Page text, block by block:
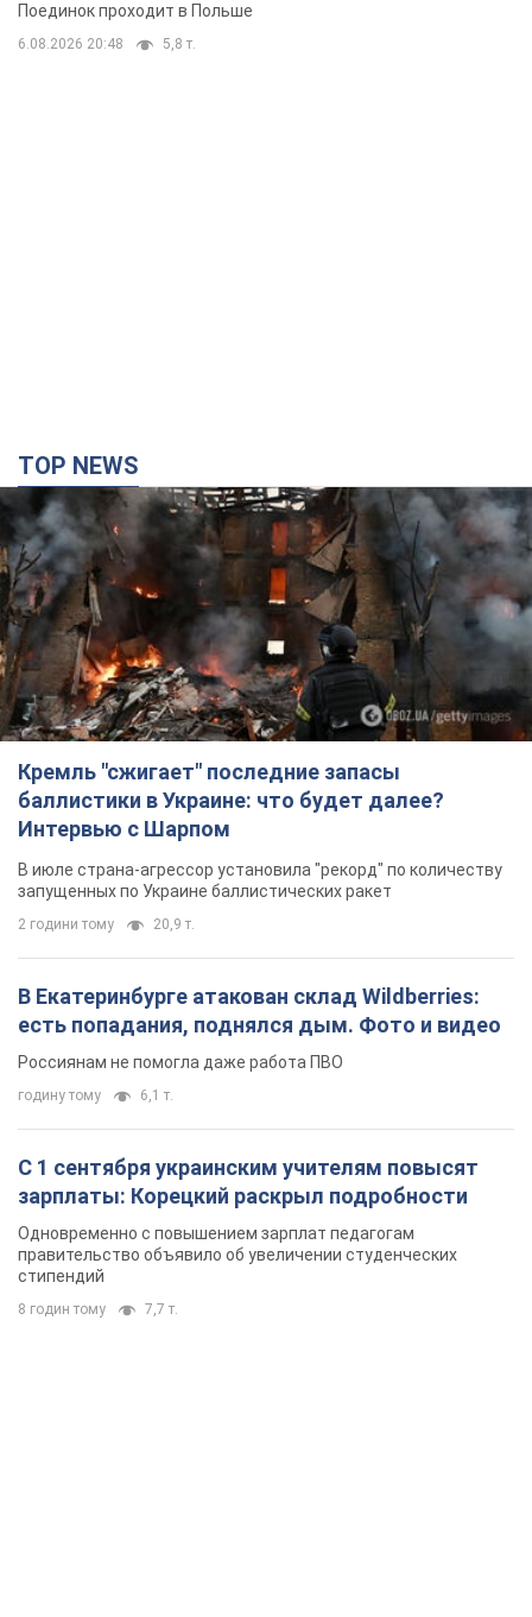
Поединок проходит в Польше
6.08.2026 20:48 5,8 т.
TOP NEWS
Кремль "сжигает" последние запасы
баллистики в Украине: что будет далее?
Интервью с Шарпом
В июле страна-агрессор установила "рекорд" по количеству
запущенных по Украине баллистических ракет
2 години тому 20,9 т.
В Екатеринбурге атакован склад Wildberries:
есть попадания, поднялся дым. Фото и видео
Россиянам не помогла даже работа ПВО
годину тому 6,1 т.
С 1 сентября украинским учителям повысят
зарплаты: Корецкий раскрыл подробности
Одновременно с повышением зарплат педагогам
правительство объявило об увеличении студенческих
стипендий
8 годин тому 7,7 т.